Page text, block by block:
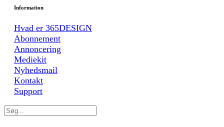
Information
Hvad er 365DESIGN
Abonnement
Annoncering
Mediekit
Nyhedsmail
Kontakt
Support